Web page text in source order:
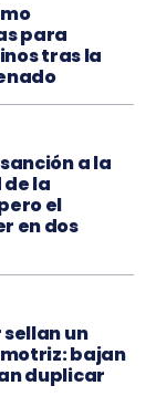
para
tras la
a la
la
el
en dos
un
bajan
duplicar